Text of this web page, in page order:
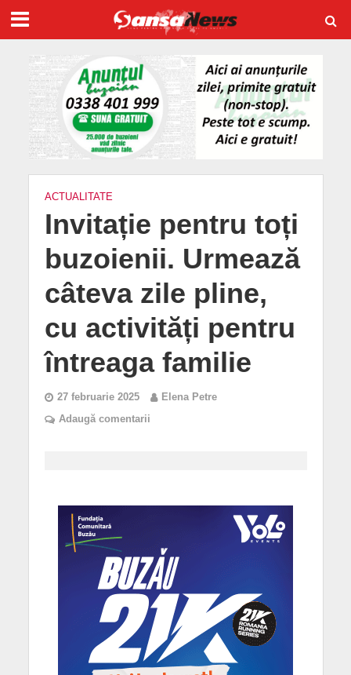
ACTUALITATE
Invitație pentru toți
buzoienii. Urmează
câteva zile pline,
cu activități pentru
întreaga familie
27 februarie 2025
Elena Petre
Adaugă comentarii